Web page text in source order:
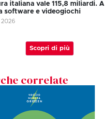
italiana vale 115,8 miliardi. A
software e videogiochi
2026
Scopri di più
correlate